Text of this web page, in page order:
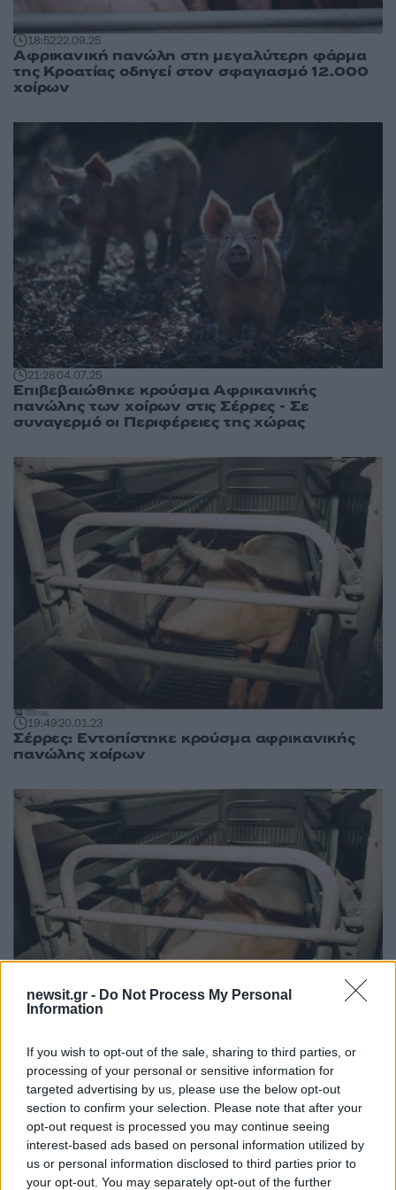
newsit.gr - Do Not Process My Personal
Information
If you wish to opt-out of the sale, sharing to third parties, or
processing of your personal or sensitive information for
targeted advertising by us, please use the below opt-out
section to confirm your selection. Please note that after your
opt-out request is processed you may continue seeing
interest-based ads based on personal information utilized by
us or personal information disclosed to third parties prior to
your opt-out. You may separately opt-out of the further
18:5222.09.25
Αφρικανική πανώλη στη μεγαλύτερη φάρμα
της Κροατίας οδηγεί στον σφαγιασμό 12.000
χοίρων
21:2804.07.25
Επιβεβαιώθηκε κρούσμα Αφρικανικής
πανώλης των χοίρων στις Σέρρες - Σε
συναγερμό οι Περιφέρειες της χώρας
19:4920.01.23
Σέρρες: Εντοπίστηκε κρούσμα αφρικανικής
πανώλης χοίρων
17:2526.05.22
Αφρικανική πανώλη των χοίρων:
Εντοπίστηκαν κρούσματα σε Γερμανία και
Νότια Κορέα